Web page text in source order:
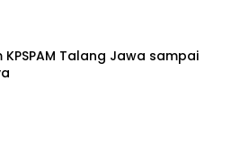
Talang Jawa sampai